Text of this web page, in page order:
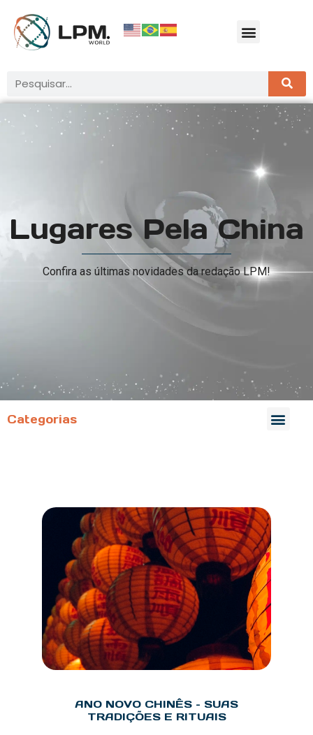
Lugares Pela China
Confira as últimas novidades da redação LPM!
Categorias
ANO NOVO CHINÊS – SUAS
TRADIÇÕES E RITUAIS